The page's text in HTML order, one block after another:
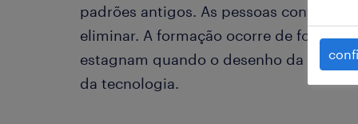
padrões antigos. As pessoas contornam
eliminar. A formação ocorre de forma
estagnam quando o desenho da
da tecnologia.